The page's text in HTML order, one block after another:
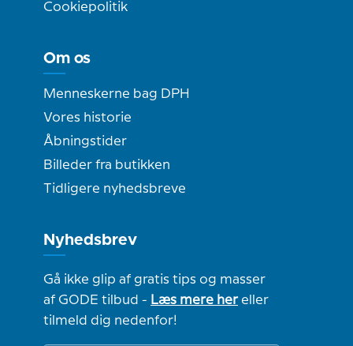
Cookiepolitik
Om os
Menneskerne bag DPH
Vores historie
Åbningstider
Billeder fra butikken
Tidligere nyhedsbreve
Nyhedsbrev
Gå ikke glip af gratis tips og masser
af GODE tilbud - Læs mere hereller
tilmeld dig nedenfor!